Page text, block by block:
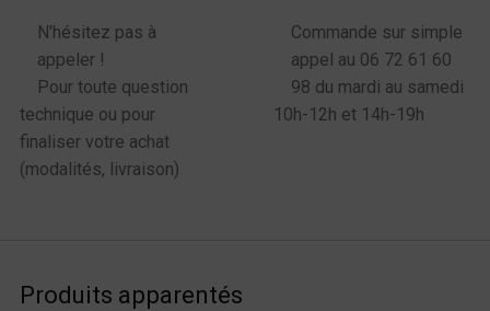
N'hésitez pas à
appeler !
Pour toute question
technique ou pour
finaliser votre achat
(modalités, livraison)
Commande sur simple
appel au 06 72 61 60
98 du mardi au samedi
10h-12h et 14h-19h
Produits apparentés